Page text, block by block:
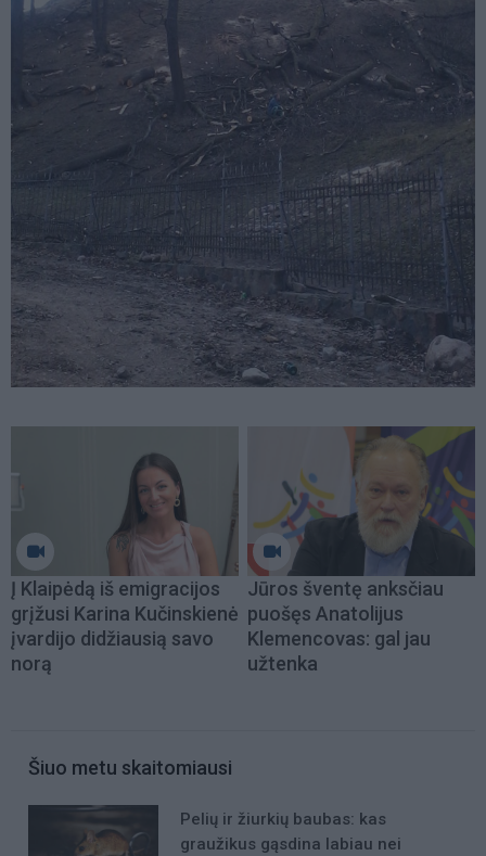
Į Klaipėdą iš emigracijos
grįžusi Karina Kučinskienė
įvardijo didžiausią savo
norą
Jūros šventę anksčiau
puošęs Anatolijus
Klemencovas: gal jau
užtenka
Šiuo metu skaitomiausi
Pelių ir žiurkių baubas: kas
graužikus gąsdina labiau nei